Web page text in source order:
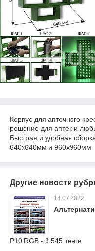
Корпус для аптечного
решение для аптек и
Быстрая и удобная
640х640мм и 960х960мм
Другие новости
14.07.2022
Р10 RGB - 3 545 тенге